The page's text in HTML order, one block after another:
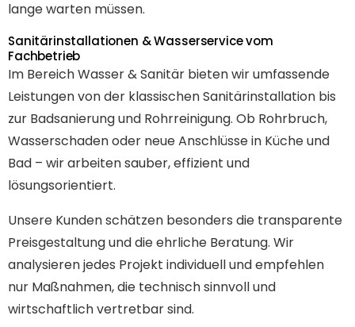
lange warten müssen.
Sanitärinstallationen & Wasserservice vom
Fachbetrieb
Im Bereich Wasser & Sanitär bieten wir umfassende
Leistungen von der klassischen Sanitärinstallation bis
zur Badsanierung und Rohrreinigung. Ob Rohrbruch,
Wasserschaden oder neue Anschlüsse in Küche und
Bad – wir arbeiten sauber, effizient und
lösungsorientiert.
Unsere Kunden schätzen besonders die transparente
Preisgestaltung und die ehrliche Beratung. Wir
analysieren jedes Projekt individuell und empfehlen
nur Maßnahmen, die technisch sinnvoll und
wirtschaftlich vertretbar sind.